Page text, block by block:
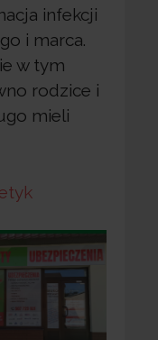
infekcji
i marca.
w tym
rodzice i
mieli